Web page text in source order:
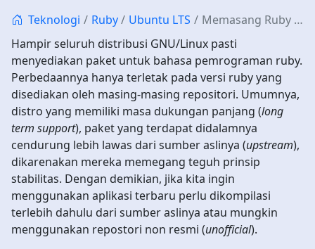
Teknologi Ruby Ubuntu LTS
Memasang Ruby Terbaru di Ubuntu 16.04 LTS
Hampir seluruh distribusi GNU/Linux pasti
menyediakan paket untuk bahasa pemrograman ruby.
Perbedaannya hanya terletak pada versi ruby yang
disediakan oleh masing-masing repositori. Umumnya,
distro yang memiliki masa dukungan panjang (long
term support), paket yang terdapat didalamnya
cendurung lebih lawas dari sumber aslinya (upstream),
dikarenakan mereka memegang teguh prinsip
stabilitas. Dengan demikian, jika kita ingin
menggunakan aplikasi terbaru perlu dikompilasi
terlebih dahulu dari sumber aslinya atau mungkin
menggunakan repostori non resmi (unofficial).